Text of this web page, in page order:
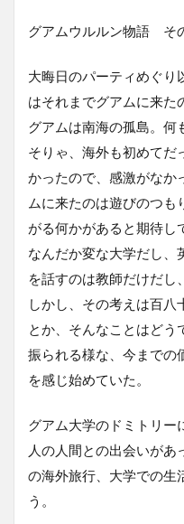
グアムウルルン物語 そ
大晦日のパーティめぐり
はそれまでグアムに来た
グアムは南海の孤島。何
そりゃ、海外も初めてだ
かったので、感激がなか
ムに来たのは遊びのつも
がる何かがあると期待し
なんだか変な大学だし、
を話すのは教師だけだし
しかし、その考えは百
とか、そんなことはどう
振られる様な、今までの
を感じ始めていた。
グアム大学のドミトリー
人の人間との出会いが
の海外旅行、大学での生
う。